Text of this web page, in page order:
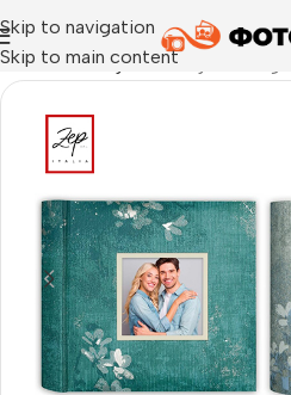
Skip to navigation
Skip to main content
Начало›Албуми›Албум